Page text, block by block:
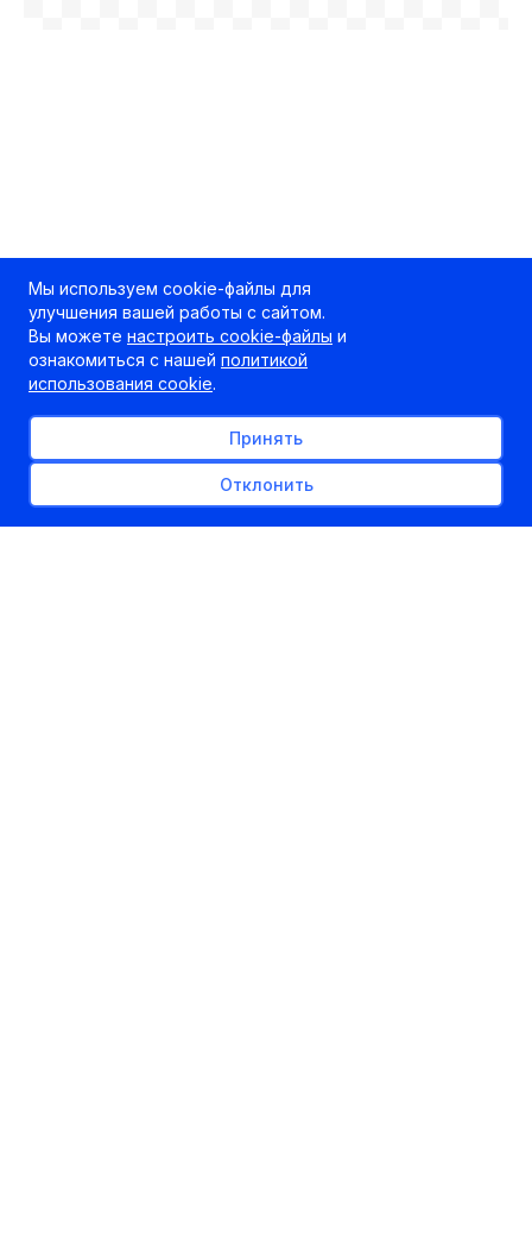
Мы используем cookie-файлы для
улучшения вашей работы с сайтом.
Вы можете настроить cookie-файлы и
ознакомиться с нашей политикой
использования cookie.
Принять
Отклонить